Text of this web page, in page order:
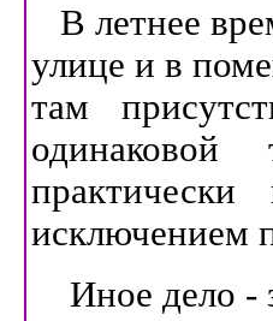
В летнее
улице и в
там
исключением
Иное дело -